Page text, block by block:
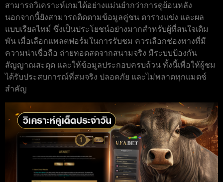
สามารถวิเคราะห์เกมได้อย่างแม่นยำกว่าการดูย้อนหลัง
นอกจากนี้ยังสามารถติดตามข้อมูลคู่ชน ตารางแข่ง และผล
แบบเรียลไทม์ ซึ่งเป็นประโยชน์อย่างมากสำหรับผู้ที่สนใจเดิม
พัน เมื่อเลือกแพลตฟอร์มในการรับชม ควรเลือกช่องทางที่มี
ความน่าเชื่อถือ ถ่ายทอดสดจากสนามจริง มีระบบป้องกัน
สัญญาณสะดุด และให้ข้อมูลประกอบครบถ้วน ทั้งนี้เพื่อให้ผู้ชม
ได้รับประสบการณ์ที่สมจริง ปลอดภัย และไม่พลาดทุกแมตช์
สำคัญ